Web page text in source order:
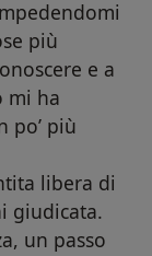
più
e a
mi ha
po’ più
libera di
giudicata.
un passo